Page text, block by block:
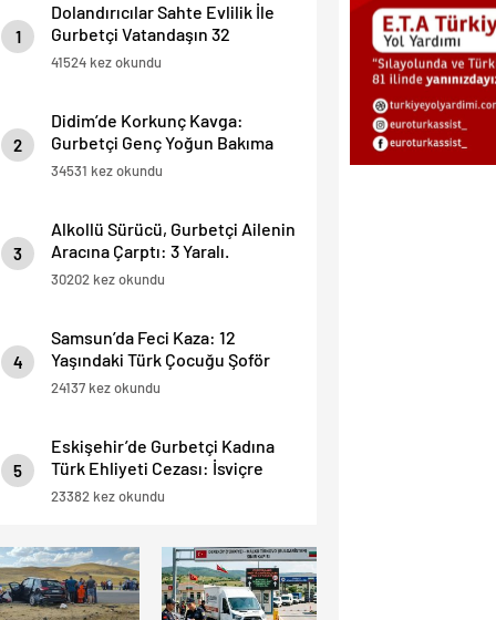
1
Dolandırıcılar Sahte Evlilik İle
Gurbetçi Vatandaşın 32
Dairesini Elinden Aldılar.
41524 kez okundu
2
Didim’de Korkunç Kavga:
Gurbetçi Genç Yoğun Bakıma
Alındı.
34531 kez okundu
3
Alkollü Sürücü, Gurbetçi Ailenin
Aracına Çarptı: 3 Yaralı.
30202 kez okundu
4
Samsun’da Feci Kaza: 12
Yaşındaki Türk Çocuğu Şoför
Hayatını Kaybetti, 3 Yaralı.
24137 kez okundu
5
Eskişehir’de Gurbetçi Kadına
Türk Ehliyeti Cezası: İsviçre
Ehliyeti Kabul Edilmedi.
23382 kez okundu